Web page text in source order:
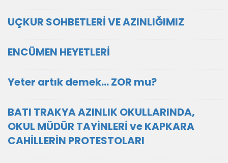
UÇKUR SOHBETLERİ VE AZINLIĞIMIZ
ENCÜMEN HEYETLERİ
Yeter artık demek... ZOR mu?
BATI TRAKYA AZINLIK OKULLARINDA,
OKUL MÜDÜR TAYİNLERİ ve KAPKARA
CAHİLLERİN PROTESTOLARI